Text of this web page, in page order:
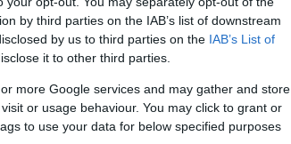
by third parties on the IAB’s list of downstream
by us to third parties on the IAB’s List of
it to other third parties.
more Google services and may gather and store
or usage behaviour. You may click to grant or
to use your data for below specified purposes
horror
moderno, in
più celebre,La notte